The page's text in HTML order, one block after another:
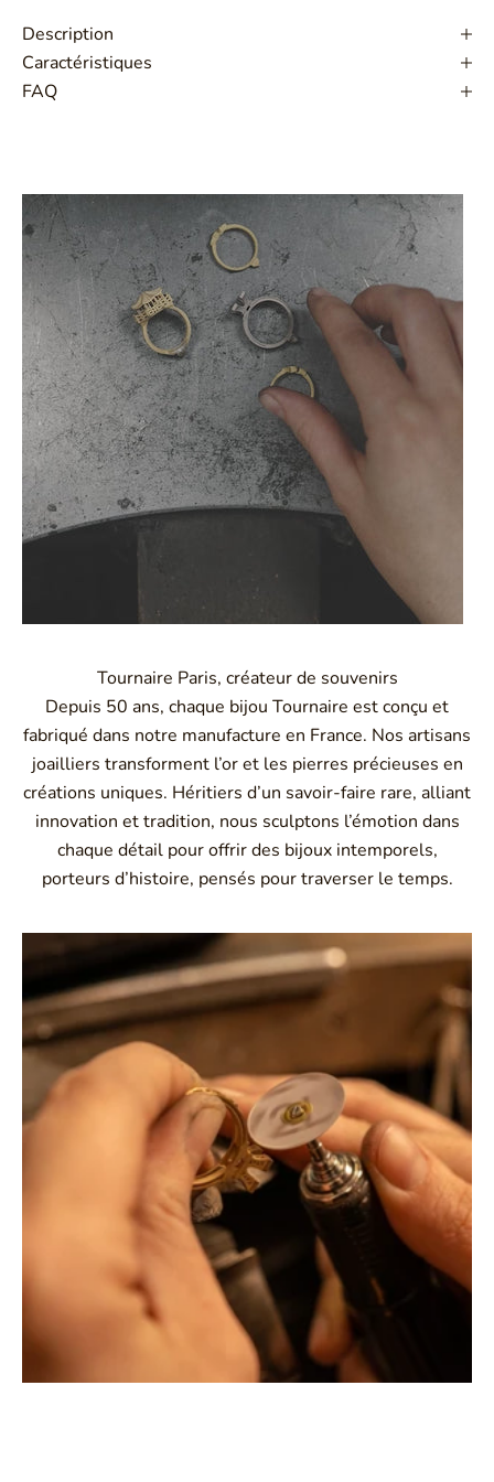
Description
Caractéristiques
FAQ
Tournaire Paris, créateur de souvenirs
Depuis 50 ans, chaque bijou Tournaire est conçu et
fabriqué dans notre manufacture en France. Nos artisans
joailliers transforment l’or et les pierres précieuses en
créations uniques. Héritiers d’un savoir-faire rare, alliant
innovation et tradition, nous sculptons l’émotion dans
chaque détail pour offrir des bijoux intemporels,
porteurs d’histoire, pensés pour traverser le temps.
Montbrison, Lyon, Paris
Philippe & mathieu tournaire
Créateurs joailliers, révolutionnent les codes de la
joaillerie traditionnelle en y apportant des formes et des
couleurs hors du commun. Au delà des modes, la
Maison Tournaire a forgé son style de caractère et
d'élévation en puisant dans ses voyages ainsi que ses
différentes rencontres.
La Maison Tournaire qui a ouvert ses portes en 1984 à
Montbrison, en France, propose aujourd'hui ces bijoux